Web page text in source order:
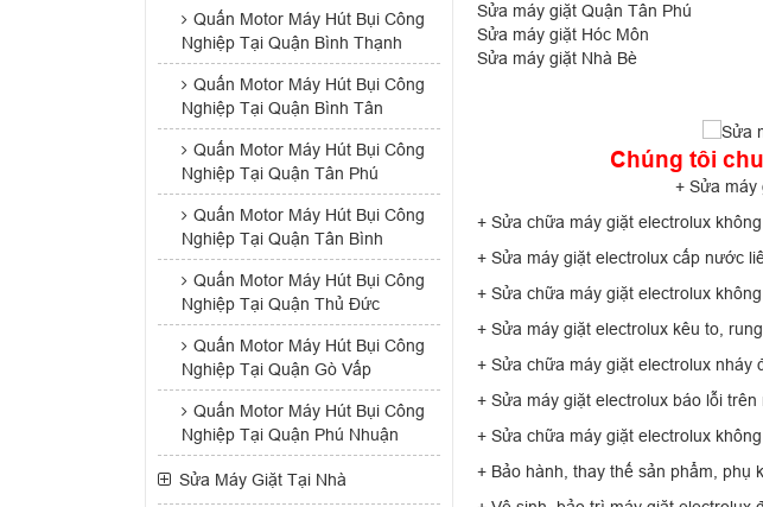
Quấn Motor Máy Hút Bụi Công
Nghiệp Tại Quận Bình Thạnh
Quấn Motor Máy Hút Bụi Công
Nghiệp Tại Quận Bình Tân
Quấn Motor Máy Hút Bụi Công
Nghiệp Tại Quận Tân Phú
Quấn Motor Máy Hút Bụi Công
Nghiệp Tại Quận Tân Bình
Quấn Motor Máy Hút Bụi Công
Nghiệp Tại Quận Thủ Đức
Quấn Motor Máy Hút Bụi Công
Nghiệp Tại Quận Gò Vấp
Quấn Motor Máy Hút Bụi Công
Nghiệp Tại Quận Phú Nhuận
Sửa Máy Giặt Tại Nhà
Sửa máy giặt Quận Tân Phú
Sửa máy giặt Hóc Môn
Sửa máy giặt Nhà Bè
Chúng tôi
+ Sửa máy
+ Sửa chữa máy giặt electrolux
+ Sửa máy giặt electrolux cấp nước
+ Sửa chữa máy giặt electrolux
+ Sửa máy giặt electrolux kêu to,
+ Sửa chữa máy giặt electrolux nháy
+ Sửa máy giặt electrolux báo lỗi trên
+ Sửa chữa máy giặt electrolux
+ Bảo hành, thay thế sản phẩm, phụ